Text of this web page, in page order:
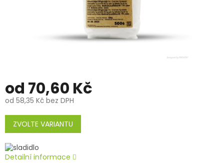
od 70,60 Kč
od 58,35 Kč bez DPH
Měrná
cena:
ZVOLTE VARIANTU
Detailní informace